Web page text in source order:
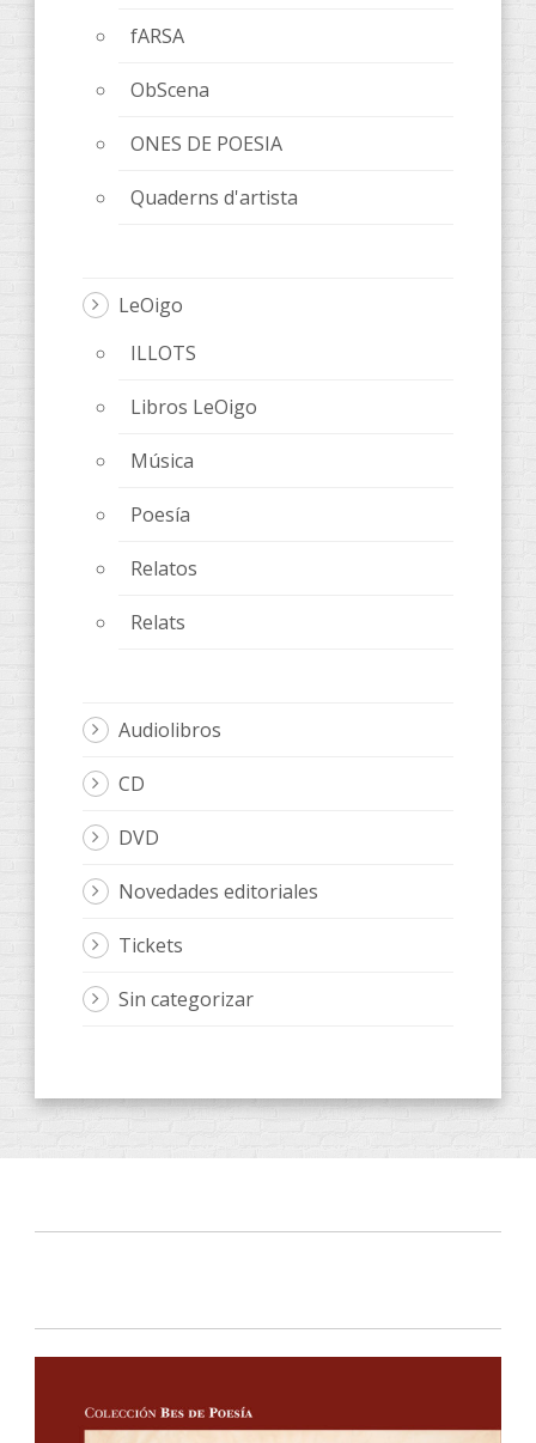
fARSA
ObScena
ONES DE POESIA
Quaderns d'artista
LeOigo
ILLOTS
Libros LeOigo
Música
Poesía
Relatos
Relats
Audiolibros
CD
DVD
Novedades editoriales
Tickets
Sin categorizar